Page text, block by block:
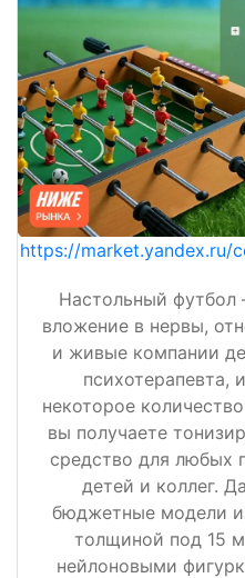
https://market.yandex.ru/
Настольный футбол
вложение в нервы,
и живые компании
психотерапевта,
некоторое
вы получаете
средство для любых
детей и коллег.
бюджетные модели
толщиной под 15
нейлоновыми